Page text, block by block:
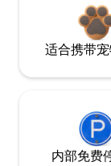
适合携带
内部免费